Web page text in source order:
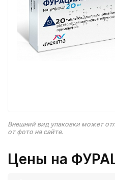
Внешний вид упаковки может
от фото на сайте.
Цены на